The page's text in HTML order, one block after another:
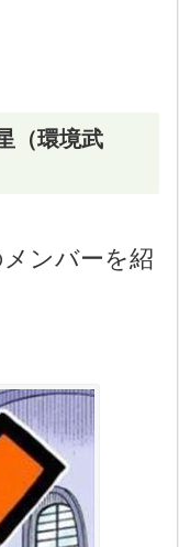
（環境武
ンバーを紹